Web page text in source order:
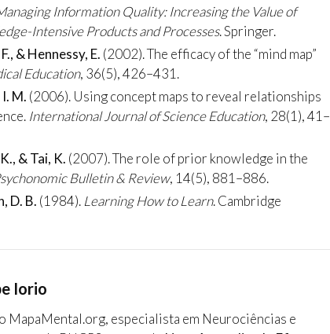
Information Quality: Increasing the Value of
Intensive Products and Processes. Springer.
& Hennessy, E. (2002). The efficacy of the “mind map”
Education, 36(5), 426–431.
M. (2006). Using concept maps to reveal relationships
International Journal of Science Education, 28(1), 41–
& Tai, K. (2007). The role of prior knowledge in the
Bulletin & Review, 14(5), 881–886.
D. B. (1984). Learning How to Learn. Cambridge
Iorio
MapaMental.org, especialista em Neurociências e